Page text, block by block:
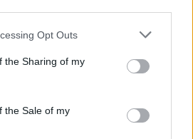
Opt Outs
the Sharing of my
the Sale of my